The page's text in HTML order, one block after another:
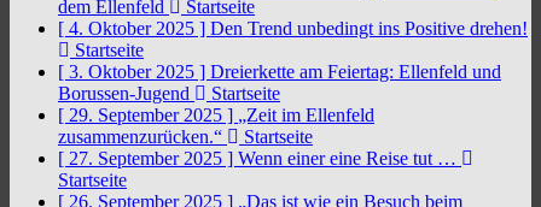
dem Ellenfeld
Startseite
[ 4. Oktober 2025 ] Den Trend unbedingt ins Positive drehen!
Startseite
[ 3. Oktober 2025 ] Dreierkette am Feiertag: Ellenfeld und
Borussen-Jugend
Startseite
[ 29. September 2025 ] „Zeit im Ellenfeld
zusammenzurücken.“
Startseite
[ 27. September 2025 ] Wenn einer eine Reise tut …
Startseite
[ 26. September 2025 ] „Das ist wie ein Besuch beim